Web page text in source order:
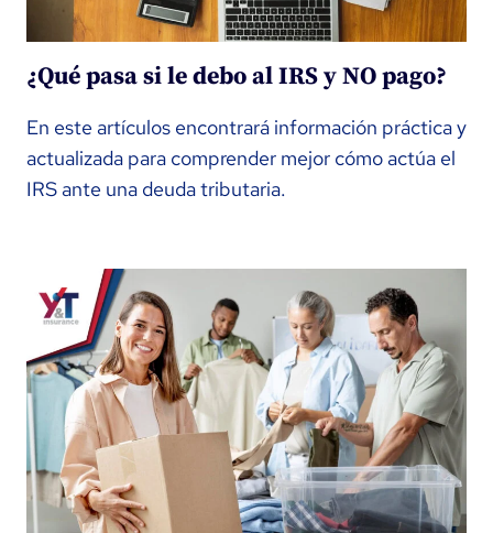
¿Qué pasa si le debo al IRS y NO pago?
En este artículos encontrará información práctica y
actualizada para comprender mejor cómo actúa el
IRS ante una deuda tributaria.